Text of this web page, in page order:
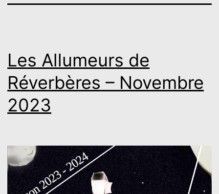
Les Allumeurs de
Réverbères – Novembre
2023